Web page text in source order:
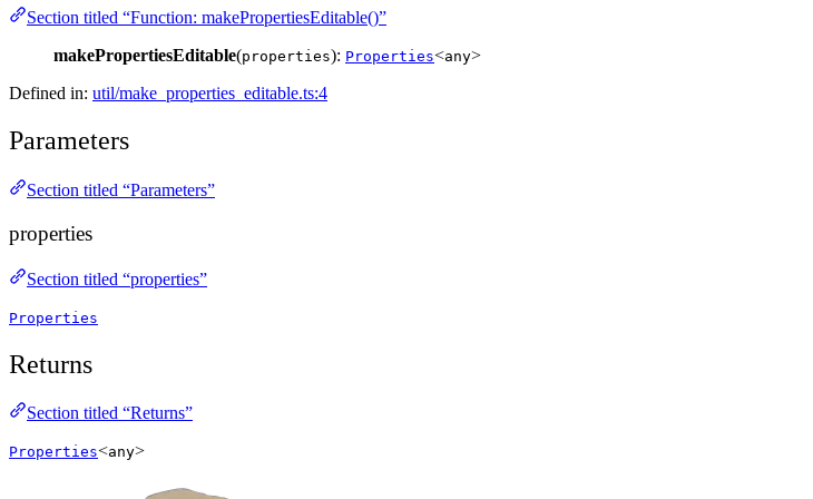
Section titled “Function: makePropertiesEditable()”
makePropertiesEditable(properties): Properties<any>
Defined in: util/make_properties_editable.ts:4
Parameters
Section titled “Parameters”
properties
Section titled “properties”
Properties
Returns
Section titled “Returns”
Properties<any>